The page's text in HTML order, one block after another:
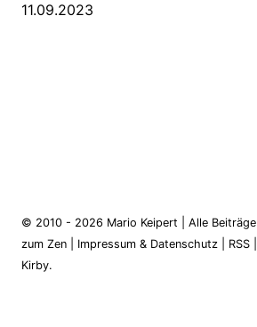
11.09.2023
© 2010 - 2026 Mario Keipert Alle Beiträge
zum Zen
Impressum & Datenschutz RSS
Kirby.